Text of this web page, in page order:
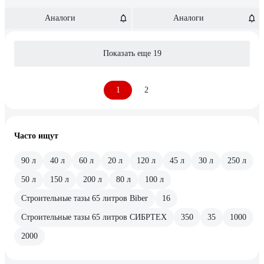
Аналоги Аналоги
Показать еще 19
1 2
Часто ищут
90 л 40 л 60 л 20 л 120 л 45 л 30 л 250 л
50 л 150 л 200 л 80 л 100 л
Строительные тазы 65 литров Biber 16
Строительные тазы 65 литров СИБРТЕХ 350 35 1000
2000